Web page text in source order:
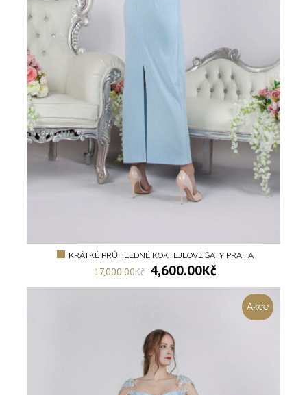
KRÁTKÉ PRŮHLEDNÉ KOKTEJLOVÉ ŠATY PRAHA
17,000.00Kč 4,600.00Kč
Akce